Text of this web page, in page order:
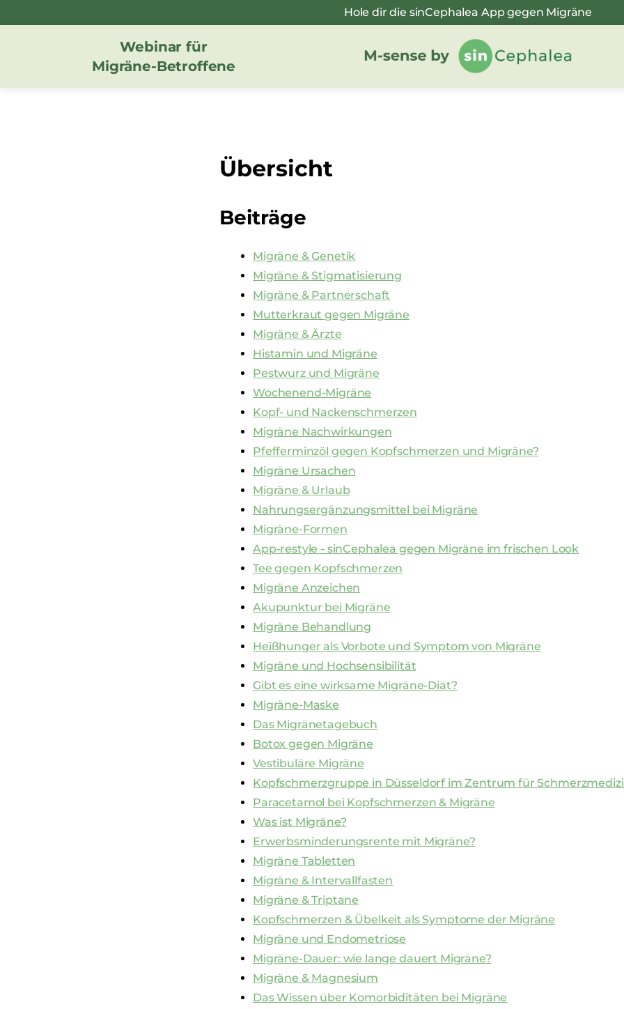
Inhalt
Hole dir die sinCephalea App gegen Migräne
Webinar für
Migräne-Betroffene
Übersicht
Beiträge
Migräne & Genetik
Migräne & Stigmatisierung
Migräne & Partnerschaft
Mutterkraut gegen Migräne
Migräne & Ärzte
Histamin und Migräne
Pestwurz und Migräne
Wochenend-Migräne
Kopf- und Nackenschmerzen
Migräne Nachwirkungen
Pfefferminzöl gegen Kopfschmerzen und Migräne?
Migräne Ursachen
Migräne & Urlaub
Nahrungsergänzungsmittel bei Migräne
Migräne-Formen
App-restyle - sinCephalea gegen Migräne im frischen Look
Tee gegen Kopfschmerzen
Migräne Anzeichen
Akupunktur bei Migräne
Migräne Behandlung
Heißhunger als Vorbote und Symptom von Migräne
Migräne und Hochsensibilität
Gibt es eine wirksame Migräne-Diät?
Migräne-Maske
Das Migränetagebuch
Botox gegen Migräne
Vestibuläre Migräne
Kopfschmerzgruppe in Düsseldorf im Zentrum für
Paracetamol bei Kopfschmerzen & Migräne
Was ist Migräne?
Erwerbsminderungsrente mit Migräne?
Migräne Tabletten
Migräne & Intervallfasten
Migräne & Triptane
Kopfschmerzen & Übelkeit als Symptome der Migräne
Migräne und Endometriose
Migräne-Dauer: wie lange dauert Migräne?
Migräne & Magnesium
Das Wissen über Komorbiditäten bei Migräne